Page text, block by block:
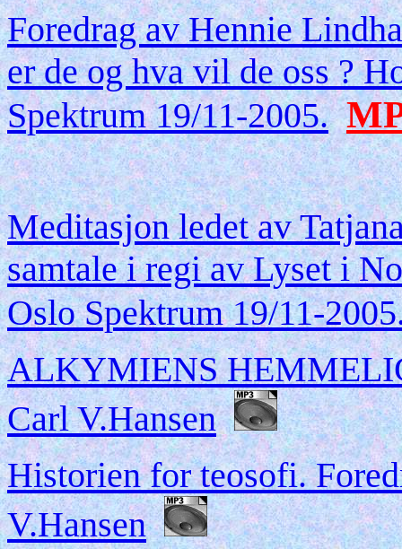
Foredrag av Hennie
er de og hva vil de oss ?
Spektrum 19/11-2005.
Meditasjon ledet av
samtale i regi av Lyset i
Oslo Spektrum 19/11-
ALKYMIENS
Carl V.Hansen
Historien for teosofi.
V.Hansen